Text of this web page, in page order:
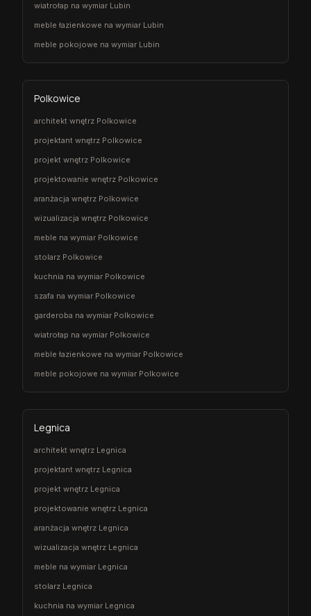
wiatrołap na wymiar Lubin
meble łazienkowe na wymiar Lubin
meble pokojowe na wymiar Lubin
Polkowice
architekt wnętrz Polkowice
projektant wnętrz Polkowice
projekt wnętrz Polkowice
projektowanie wnętrz Polkowice
aranżacja wnętrz Polkowice
wizualizacja wnętrz Polkowice
meble na wymiar Polkowice
stolarz Polkowice
kuchnia na wymiar Polkowice
szafa na wymiar Polkowice
garderoba na wymiar Polkowice
wiatrołap na wymiar Polkowice
meble łazienkowe na wymiar Polkowice
meble pokojowe na wymiar Polkowice
Legnica
architekt wnętrz Legnica
projektant wnętrz Legnica
projekt wnętrz Legnica
projektowanie wnętrz Legnica
aranżacja wnętrz Legnica
wizualizacja wnętrz Legnica
meble na wymiar Legnica
stolarz Legnica
kuchnia na wymiar Legnica